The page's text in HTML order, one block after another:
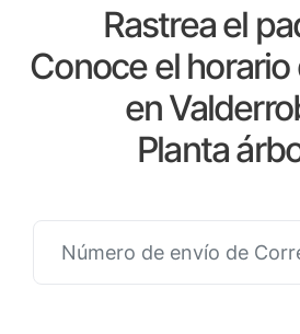
Rastrea el
Conoce el
en
Planta